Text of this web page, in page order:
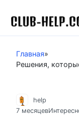
контенту
Главная»
Решения,
help
7 месяцев